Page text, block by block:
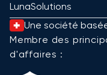
LunaSolutions
Une société
Membre des
d'affaires :